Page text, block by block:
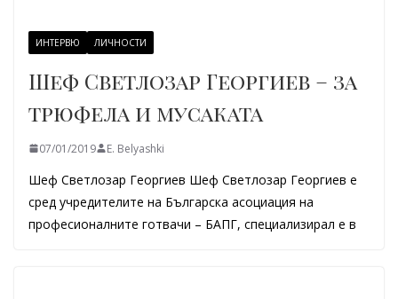
ИНТЕРВЮ ЛИЧНОСТИ
Шеф Светлозар Георгиев – за
трюфела и мусаката
07/01/2019 E. Belyashki
Шеф Светлозар Георгиев Шеф Светлозар Георгиев е
сред учредителите на Българска асоциация на
професионалните готвачи – БАПГ, специализирал е в